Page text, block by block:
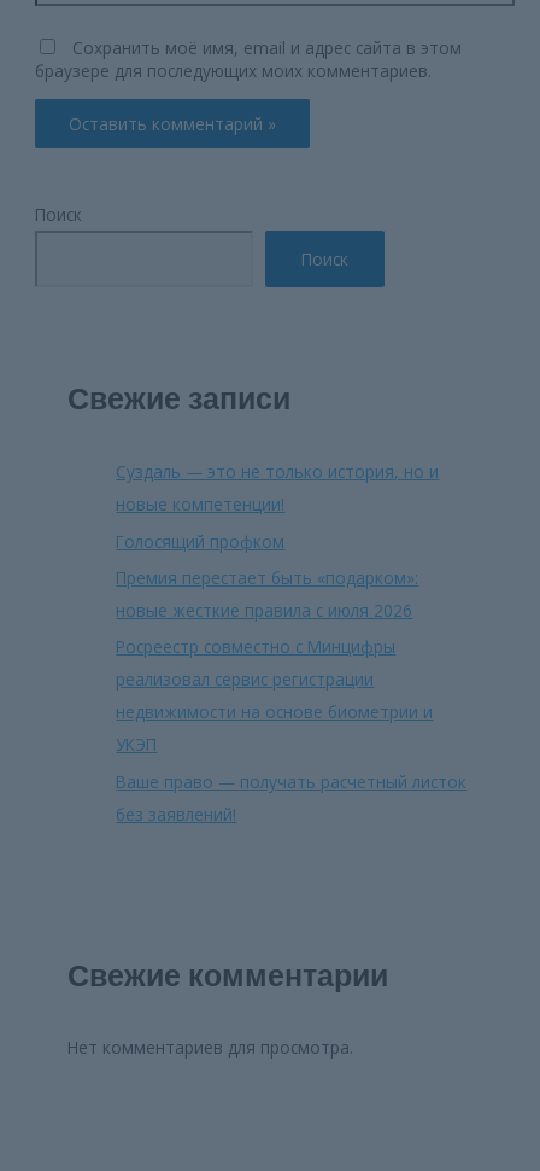
Сохранить моё имя, email и адрес сайта в этом
браузере для последующих моих комментариев.
Поиск
Поиск
Свежие записи
Суздаль — это не только история, но и
новые компетенции!
Голосящий профком
Премия перестает быть «подарком»:
новые жесткие правила с июля 2026
Росреестр совместно с Минцифры
реализовал сервис регистрации
недвижимости на основе биометрии и
УКЭП
Ваше право — получать расчетный листок
без заявлений!
Свежие комментарии
Нет комментариев для просмотра.